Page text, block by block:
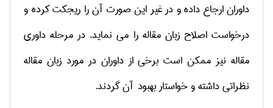
داوران ارجاع داده و در غیر این صورت آن را ریجکت کرده و
درخواست اصلاح زبان مقاله را می نماید. در مرحله داوری
مقاله نیز ممکن است برخی از داوران در مورد زبان مقاله
نظراتی داشته و خواستار بهبود آن گردند.